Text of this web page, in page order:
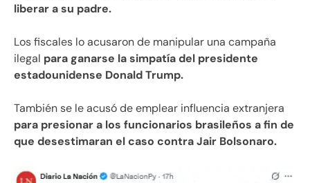
liberar a su padre.
Los fiscales lo acusaron de manipular una campaña
ilegal para ganarse la simpatía del presidente
estadounidense Donald Trump.
También se le acusó de emplear influencia extranjera
para presionar a los funcionarios brasileños a fin de
que desestimaran el caso contra Jair Bolsonaro.